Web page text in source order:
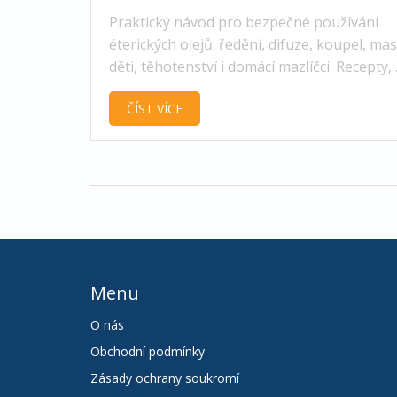
difuzér, tipy a recepty
Praktický návod pro bezpečné používání
éterických olejů: ředění, difuze, koupel,
děti, těhotenství i domácí mazlíčci. Recepty,
tabulky a časté chyby.
ČÍST VÍCE
Menu
O nás
Obchodní podmínky
Zásady ochrany soukromí